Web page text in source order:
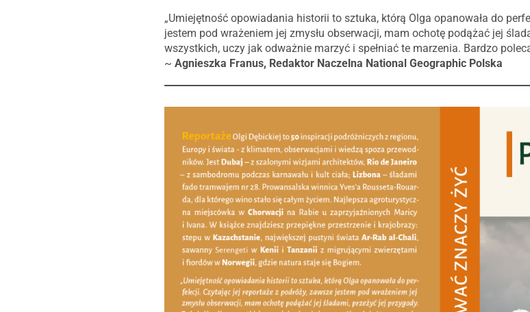
„Umiejętność opowiadania historii to sztuka, którą Olga opanowała do
jestem pod wrażeniem jej zmysłu obserwacji, mam ochotę podążać jej
wszystkich, uczy jak odważnie marzyć i spełniać te marzenia. Bardzo
~ Agnieszka Franus, Redaktor Naczelna National Geographic Polska